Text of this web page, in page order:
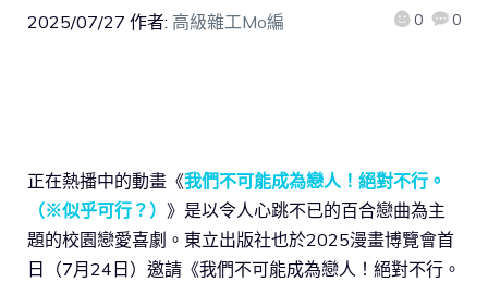
2025/07/27 作者: 高級雜工Mo編 0 0
正在熱播中的動畫《我們不可能成為戀人！絕對不行。
（※似乎可行？） 》是以令人心跳不已的百合戀曲為主
題的校園戀愛喜劇。東立出版社也於2025漫畫博覽會首
日（7月24日）邀請《我們不可能成為戀人！絕對不行。